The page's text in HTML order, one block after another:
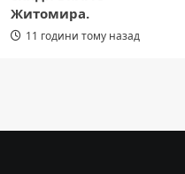
Житомира.
11 години тому назад